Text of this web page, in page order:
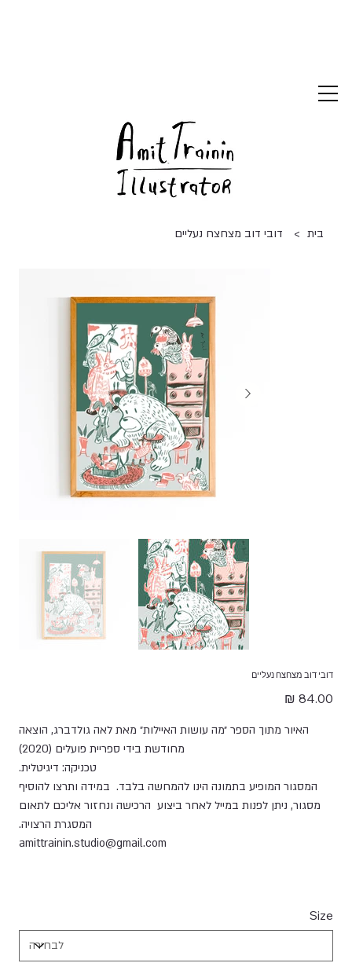
בית > דובי דוב מצחצח נעליים
דובי דוב מצחצח נעליים
מחיר
האיור מתוך הספר ״מה עושות האיילות״ מאת לאה גולדברג, הוצאה
מחודשת בידי ספריית פועלים (2020)
טכניקה: דיגיטלית.
המסגור המופיע בתמונה הינו להמחשה בלבד. במידה ותרצו להוסיף
מסגור, ניתן לפנות במייל לאחר ביצוע הרכישה ונחזור אליכם לתאום
המסגרת הרצויה.
amittrainin.studio@gmail.com
Size